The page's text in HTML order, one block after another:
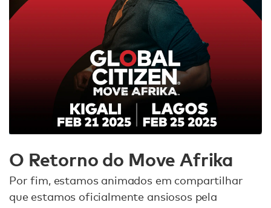
O Retorno do Move Afrika
Por fim, estamos animados em compartilhar
que estamos oficialmente ansiosos pela